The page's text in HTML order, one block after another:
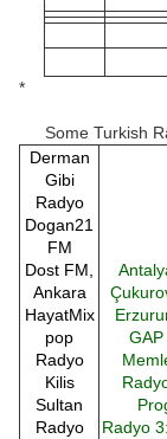
*
Some Turkish
Derman
Gibi
Radyo
Dogan21
FM
Dost FM,
Ankara
HayatMix
pop
Radyo
Kilis
Sultan
Radyo
Radyo